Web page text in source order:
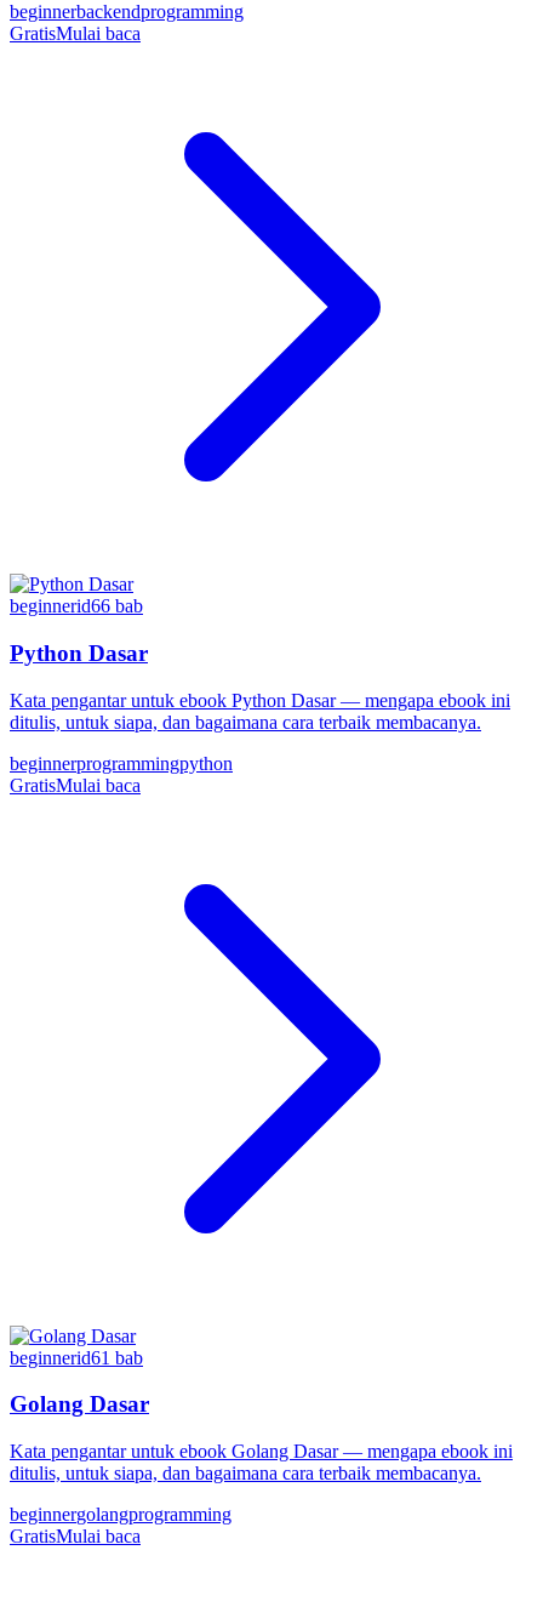
beginnerbackendprogramming
GratisMulai baca
beginnerid66 bab
Python Dasar
Kata pengantar untuk ebook Python Dasar — mengapa ebook ini
ditulis, untuk siapa, dan bagaimana cara terbaik membacanya.
beginnerprogrammingpython
GratisMulai baca
beginnerid61 bab
Golang Dasar
Kata pengantar untuk ebook Golang Dasar — mengapa ebook ini
ditulis, untuk siapa, dan bagaimana cara terbaik membacanya.
beginnergolangprogramming
GratisMulai baca